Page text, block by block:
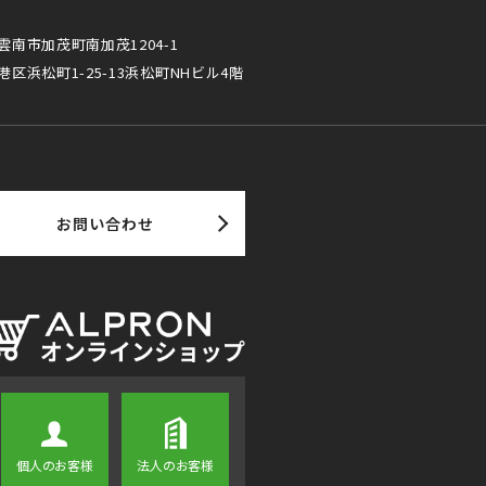
南市加茂町南加茂1204-1
区浜松町1-25-13浜松町NHビル4階
お問い合わせ
個人のお客様 法人のお客様